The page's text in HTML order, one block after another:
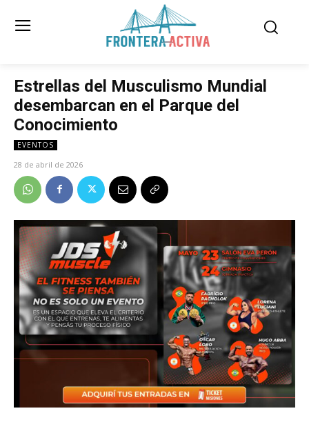
Estrellas del Musculismo Mundial
desembarcan en el Parque del
Conocimiento
EVENTOS
28 de abril de 2026